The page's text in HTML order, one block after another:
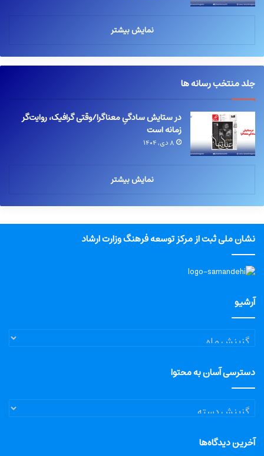
نمایش بیشتر
جلد منتخب رسانه ها
در ستایش سادگیِ معناگرا/وقتی گرافیک، روایت‌گر
زمانه است
۸ دی, ۱۴۰۴
نمایش بیشتر
نشان ملی ثبت از مرکز توسعه فرهنگ وزارت ارشاد
آرشیو
آرشیو
دسترسی آسان به محتوا
دسترسی
آسان
محتوا
آخرین دیدگاه‌ها